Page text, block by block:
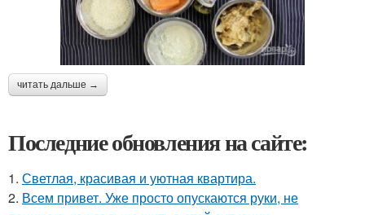
читать дальше →
Последние обновления на сайте:
1. Светлая, красивая и уютная квартира.
2. Всем привет. Уже просто опускаются руки, не